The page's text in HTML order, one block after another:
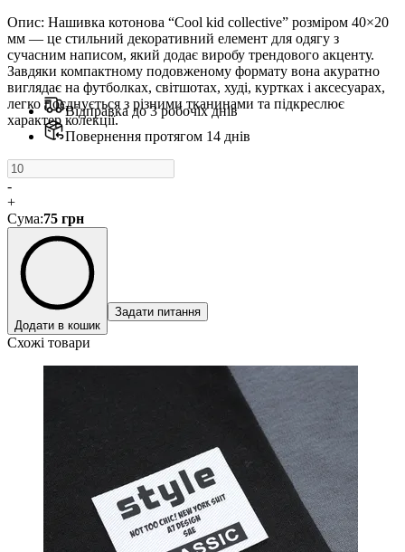
Опис: Нашивка котонова “Cool kid collective” розміром 40×20
мм — це стильний декоративний елемент для одягу з
сучасним написом, який додає виробу трендового акценту.
Завдяки компактному подовженому формату вона акуратно
виглядає на футболках, світшотах, худі, куртках і аксесуарах,
легко поєднується з різними тканинами та підкреслює
характер колекції.
Відправка до 3 робочіх днів
Повернення протягом 14 днів
-
+
Сума:75 грн
Додати в кошик
Задати питання
Схожі товари